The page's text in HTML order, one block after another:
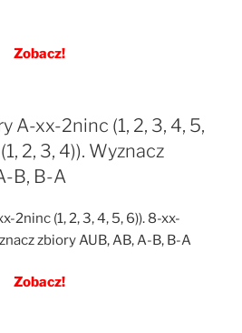
Zobacz!
A-xx-2ninc (1, 2, 3, 4, 5,
2, 3, 4)). Wyznacz
B, B-A
2ninc (1, 2, 3, 4, 5, 6)). 8-xx-
zbiory AUB, AB, A-B, B-A
Zobacz!